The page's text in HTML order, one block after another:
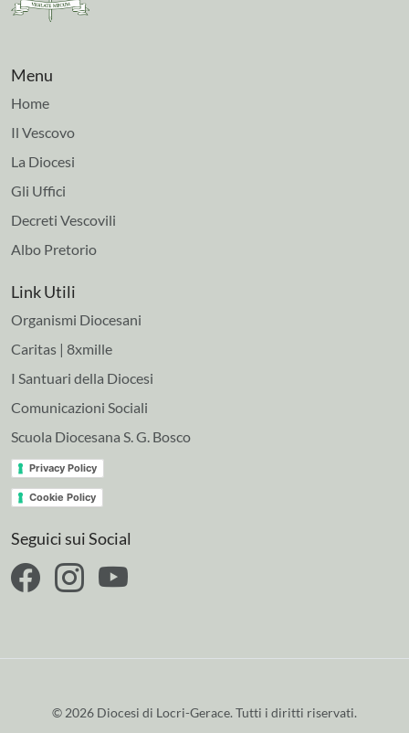
Menu
Home
Il Vescovo
La Diocesi
Gli Uffici
Decreti Vescovili
Albo Pretorio
Link Utili
Organismi Diocesani
Caritas | 8xmille
I Santuari della Diocesi
Comunicazioni Sociali
Scuola Diocesana S. G. Bosco
Privacy Policy
Cookie Policy
Seguici sui Social
© 2026 Diocesi di Locri-Gerace. Tutti i diritti riservati.